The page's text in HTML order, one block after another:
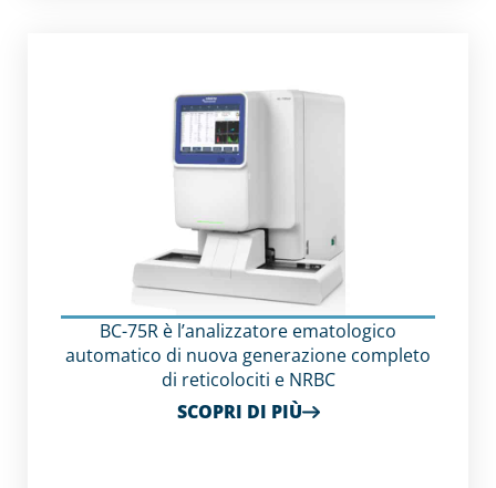
BC-75R è l’analizzatore ematologico
automatico di nuova generazione completo
di reticolociti e NRBC
SCOPRI DI PIÙ